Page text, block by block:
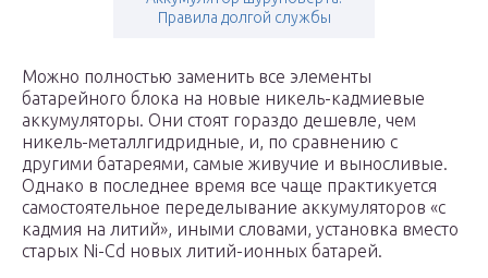
Правила долгой службы
Можно полностью заменить все элементы
батарейного блока на новые никель-кадмиевые
аккумуляторы. Они стоят гораздо дешевле, чем
никель-металлгидридные, и, по сравнению с
другими батареями, самые живучие и выносливые.
Однако в последнее время все чаще практикуется
самостоятельное переделывание аккумуляторов «с
кадмия на литий», иными словами, установка вместо
старых Ni-Cd новых литий-ионных батарей.